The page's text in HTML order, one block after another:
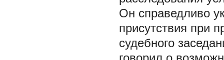
Он справедливо
присутствия при
судебного